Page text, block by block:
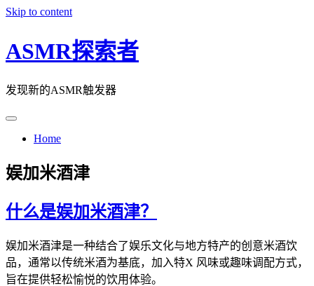
Skip to content
ASMR探索者
发现新的ASMR触发器
Home
娱加米酒津
什么是娱加米酒津？
娱加米酒津是一种结合了娱乐文化与地方特产的创意米酒饮
品，通常以传统米酒为基底，加入特X 风味或趣味调配方式，
旨在提供轻松愉悦的饮用体验。